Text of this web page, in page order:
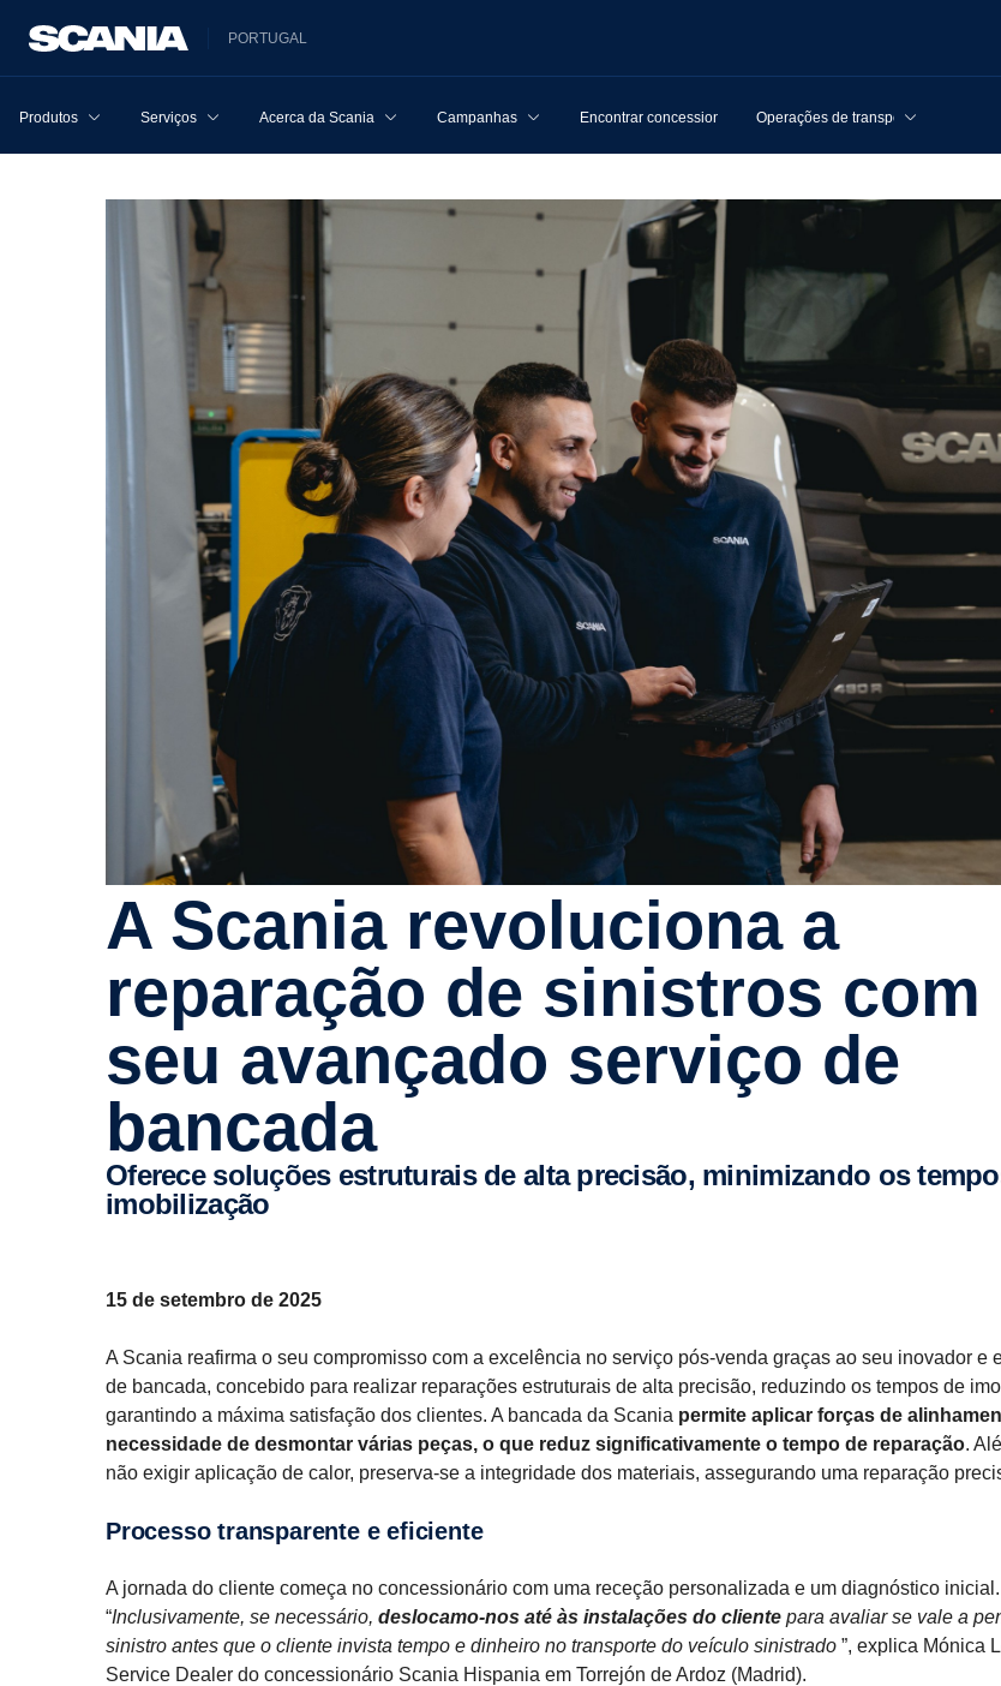
PORTUGAL
Produtos Serviços Acerca da Scania Campanhas Encontrar concessionários Operações de transporte
A Scania revolu­ciona a
reparação de sinis­tros com
seu avançado serviço de
bancada
Oferece soluções estruturais de alta precisão, minimizando os tempos de
imobilização
15 de setembro de 2025
A Scania reafirma o seu compromisso com a excelência no serviço pós-venda graças ao seu inovador e
de bancada, concebido para realizar reparações estruturais de alta precisão, reduzindo os tempos de
garantindo a máxima satisfação dos clientes. A bancada da Scania permite aplicar forças de
necessidade de desmontar várias peças, o que reduz significativamente o tempo de reparação.
não exigir aplicação de calor, preserva-se a integridade dos materiais, assegurando uma reparação
Processo transparente e eficiente
A jornada do cliente começa no concessionário com uma receção personalizada e um diagnóstico inicial.
“Inclusivamente, se necessário, deslocamo-nos até às instalações do cliente para avaliar se vale a
sinistro antes que o cliente invista tempo e dinheiro no transporte do veículo sinistrado ”, explica Mónica
Service Dealer do concessionário Scania Hispania em Torrejón de Ardoz (Madrid).